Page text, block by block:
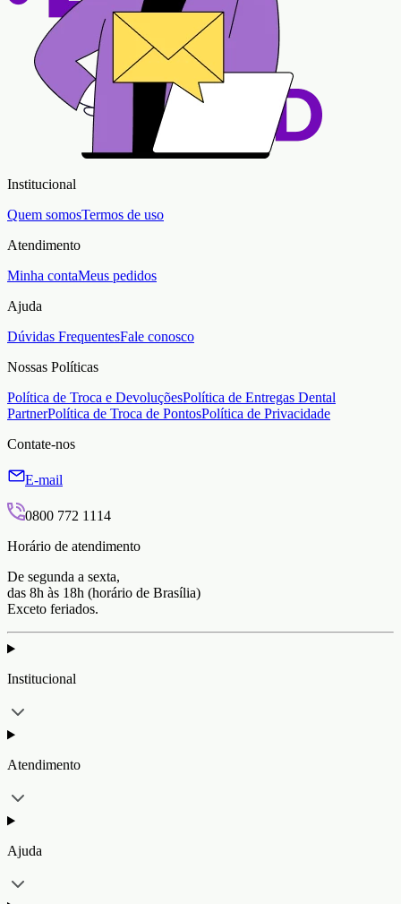
Institucional
Quem somosTermos de uso
Atendimento
Minha contaMeus pedidos
Ajuda
Dúvidas FrequentesFale conosco
Nossas Políticas
Política de Troca e DevoluçõesPolítica de Entregas Dental
PartnerPolítica de Troca de PontosPolítica de Privacidade
Contate-nos
E-mail
0800 772 1114
Horário de atendimento
De segunda a sexta,
das 8h às 18h (horário de Brasília)
Exceto feriados.
Institucional
Atendimento
Ajuda